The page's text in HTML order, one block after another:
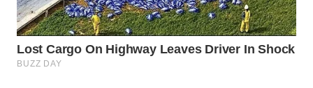
TANGERANG
WN
BINJAI